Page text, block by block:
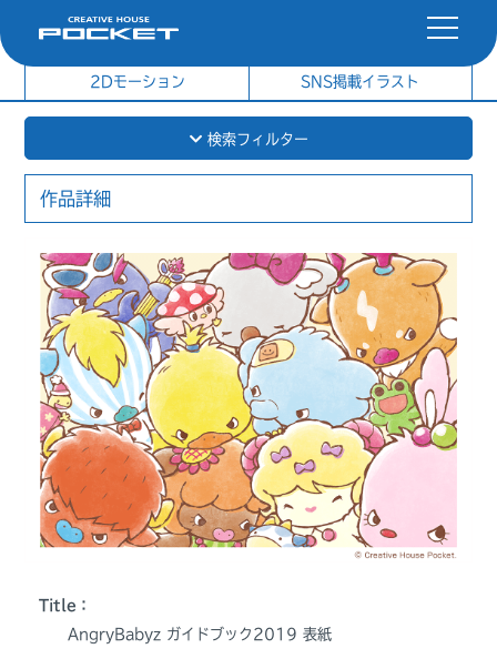
社内制作イラスト
2Dモーション SNS掲載イラスト
検索フィルター
作品詳細
Title：
AngryBabyz ガイドブック2019 表紙